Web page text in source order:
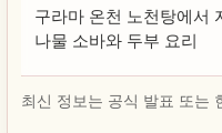
구라마 온천 노천탕에서
나물 소바와 두부 요리
최신 정보는 공식 발표 또는